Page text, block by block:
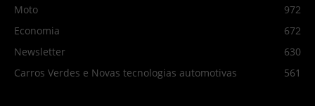
Moto
972
Economia
672
Newsletter
630
Carros Verdes e Novas tecnologias automotivas
561